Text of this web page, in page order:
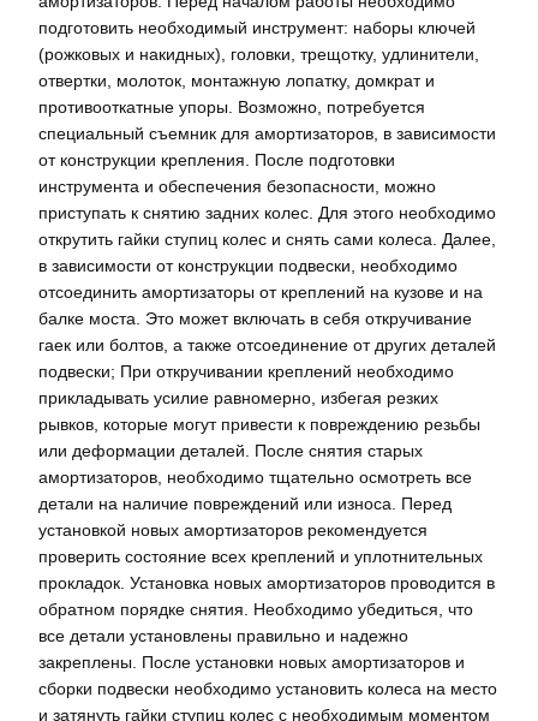
подготовить необходимый инструмент: наборы ключей
(рожковых и накидных), головки, трещотку, удлинители,
отвертки, молоток, монтажную лопатку, домкрат и
противооткатные упоры. Возможно, потребуется
специальный съемник для амортизаторов, в зависимости
от конструкции крепления. После подготовки
инструмента и обеспечения безопасности, можно
приступать к снятию задних колес. Для этого необходимо
открутить гайки ступиц колес и снять сами колеса. Далее,
в зависимости от конструкции подвески, необходимо
отсоединить амортизаторы от креплений на кузове и на
балке моста. Это может включать в себя откручивание
гаек или болтов, а также отсоединение от других деталей
подвески; При откручивании креплений необходимо
прикладывать усилие равномерно, избегая резких
рывков, которые могут привести к повреждению резьбы
или деформации деталей. После снятия старых
амортизаторов, необходимо тщательно осмотреть все
детали на наличие повреждений или износа. Перед
установкой новых амортизаторов рекомендуется
проверить состояние всех креплений и уплотнительных
прокладок. Установка новых амортизаторов проводится в
обратном порядке снятия. Необходимо убедиться, что
все детали установлены правильно и надежно
закреплены. После установки новых амортизаторов и
сборки подвески необходимо установить колеса на место
и затянуть гайки ступиц колес с необходимым моментом